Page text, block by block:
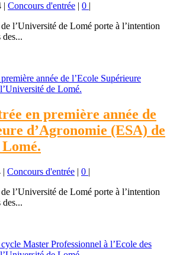
| Concours d'entrée | 0 |
l’Université de Lomé porte à l’intention
des...
en première année de
d’Agronomie (ESA) de
| Concours d'entrée | 0 |
l’Université de Lomé porte à l’intention
des...